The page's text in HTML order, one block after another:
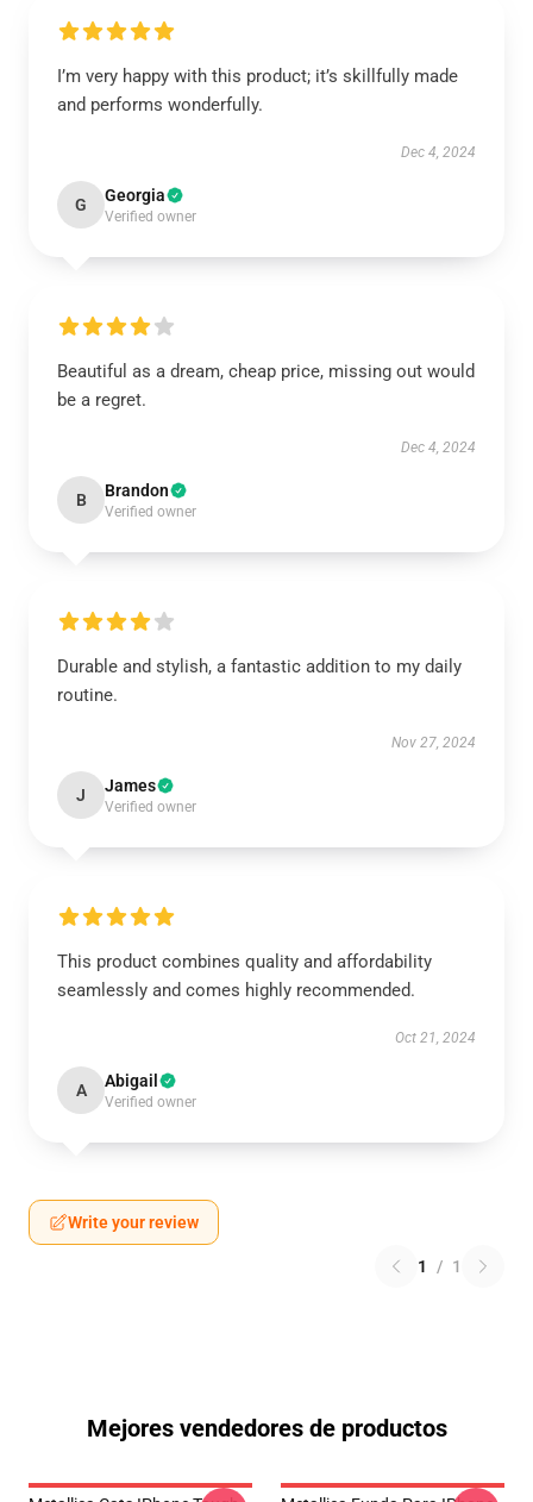
I’m very happy with this product; it’s skillfully made
and performs wonderfully.
Dec 4, 2024
G Georgia
Verified owner
Beautiful as a dream, cheap price, missing out would
be a regret.
Dec 4, 2024
B Brandon
Verified owner
Durable and stylish, a fantastic addition to my daily
routine.
Nov 27, 2024
J James
Verified owner
This product combines quality and affordability
seamlessly and comes highly recommended.
Oct 21, 2024
A Abigail
Verified owner
Write your review
1 / 1
Mejores vendedores de productos